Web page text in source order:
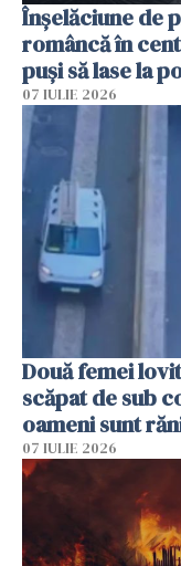
Înșelăciune de
româncă în
puși să lase la
07 IULIE 2026
Două femei
scăpat de sub
oameni sunt
07 IULIE 2026